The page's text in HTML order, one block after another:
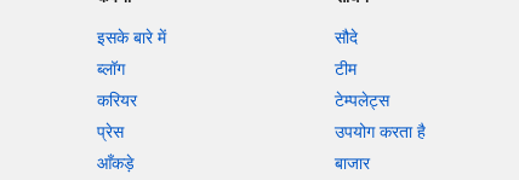
इसके बारे में
ब्लॉग
करियर
प्रेस
आँकड़े
सौदे
टीम
टेम्पलेट्स
उपयोग करता है
बाजार